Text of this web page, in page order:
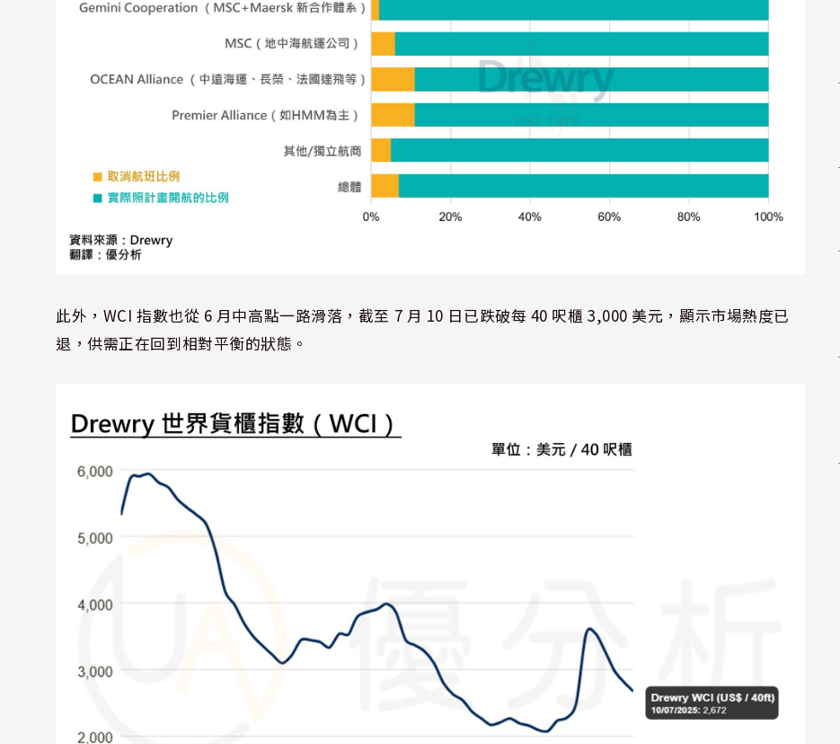
此外，WCI 指數也從 6 月中高點一路滑落，截至 7 月 10 日已跌破每 40 呎櫃 3,000 美元，顯示市場熱度已
退，供需正在回到相對平衡的狀態。